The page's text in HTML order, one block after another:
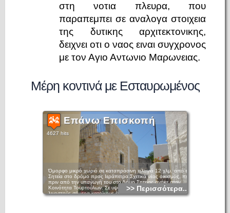
στη νοτια πλευρα, που
παραπεμπει σε αναλογα στοιχεια
της δυτικης αρχιτεκτονικης,
δειχνει οτι ο ναος ειναι συγχρονος
με τον Αγιο Αντωνιο Μαρωνειας.
Μέρη κοντινά με Εσταυρωμένος
Επάνω Επισκοπή
4627 hits
Όμορφο μικρό χωριό σε καταπράσινη πλαγιά 12 χλμ. από τη
Σητεία στο δρόμο προς Ιεράπετρα.Σχετικά νέος οικισμός, που
πριν από την υπαγωγή του στο Δήμο Σητείας ανήκε στην
Κοινότητα Τουρτούλων. Σε υψόμετρο 270 μέτρα και με
λιγοστούς σήμερα κατοίκους έχει ωραίο κλίμα και θέα και
>> Περισσότερα...